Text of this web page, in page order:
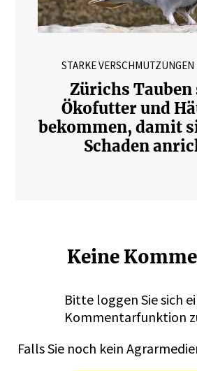
STARKE
Zürichs Tauben
Ökofutter und
bekommen, damit
Schaden
Keine
Bitte loggen Sie sich
Kommentarfunktion
Falls Sie noch kein